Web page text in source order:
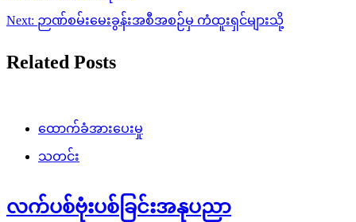
Next: ဉာဏ်စမ်းမေးခွန်းအစီအစဉ်မှ ကံထူးရှင်များသို့
Related Posts
ထောက်ခံအားပေးမှု
သတင်း
လက်ပစ်ဗုံးပစ်ခြင်းအနုပညာ